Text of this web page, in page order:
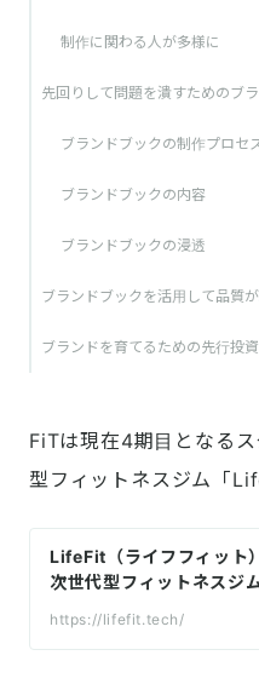
制作に関わる人が多様に
先回りして問題を潰すためのブ
ブランドブックの制作プロセ
ブランドブックの内容
ブランドブックの浸透
ブランドブックを活用して品質
ブランドを育てるための先行投資
FiTは現在4期目となる
型フィットネスジム「
LifeFit（ライフフィット
次世代型フィットネスジ
https://lifefit.tech/